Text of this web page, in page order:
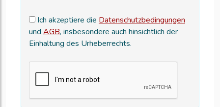
Ich akzeptiere die Datenschutzbedingungen
und AGB, insbesondere auch hinsichtlich der
Einhaltung des Urheberrechts.